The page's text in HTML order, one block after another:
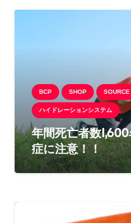
BCP SHOP SOURCE
ハイドレーションシステム
年間死亡者数
症に注意！！